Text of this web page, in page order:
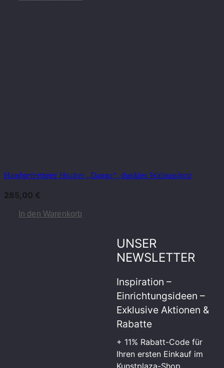
Handgefertigter Hocker „Dango“, dunkles Walnussholz
285,00 €
In den Warenkorb
UNSER
NEWSLETTER
Inspiration –
Einrichtungsideen –
Exklusive Aktionen &
Rabatte
+ 11% Rabatt-Code für
Ihren ersten Einkauf im
Kunstplaza-Shop